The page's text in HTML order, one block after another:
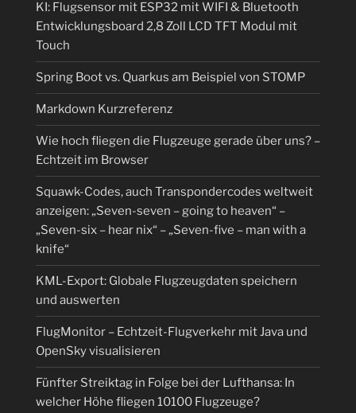
KI: Flugsensor mit ESP32 mit WIFI & Bluetooth
Entwicklungsboard 2,8 Zoll LCD TFT Modul mit
Touch
Spring Boot vs. Quarkus am Beispiel von STOMP
Markdown Kurzreferenz
Wie hoch fliegen die Flugzeuge gerade über uns? –
Echtzeit im Browser
Squawk-Codes, auch Transpondercodes weltweit
anzeigen: „Seven-seven – going to heaven“ –
„Seven-six – hear nix“ – „Seven-five – man with a
knife“
KML-Export: Globale Flugzeugdaten speichern
und auswerten
FlugMonitor – Echtzeit-Flugverkehr mit Java und
OpenSky visualisieren
Fünfter Streiktag in Folge bei der Lufthansa: In
welcher Höhe fliegen 10100 Flugzeuge?